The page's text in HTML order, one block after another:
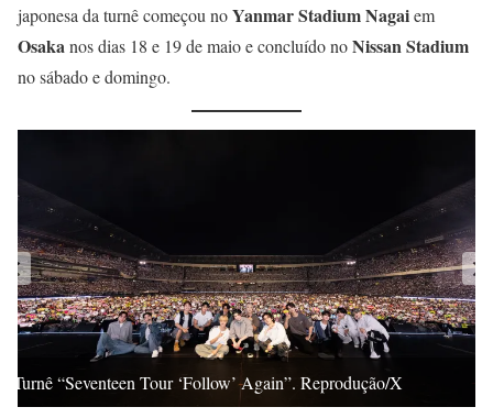
japonesa da turnê começou noYanmar Stadium Nagaiem
Osakanos dias 18 e 19 de maio e concluído noNissan Stadium
no sábado e domingo.
Turnê “Seventeen Tour ‘Follow’ Again”. Reprodução/X